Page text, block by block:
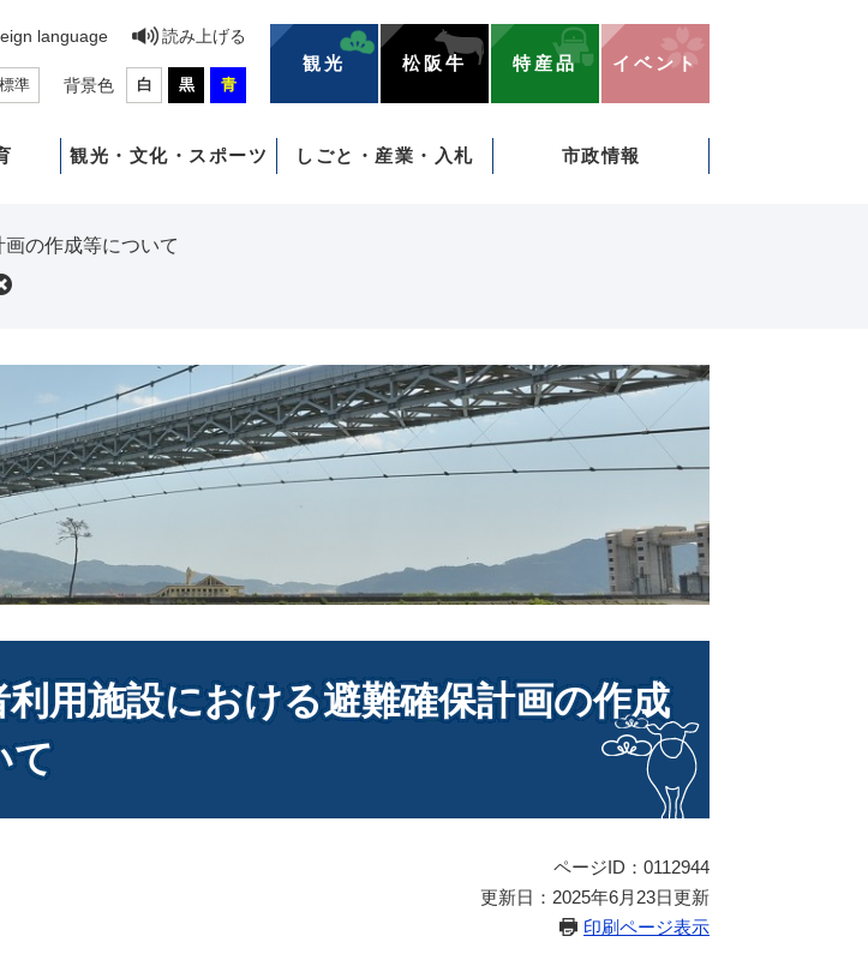
language 読み上げる
標準 背景色 白 黒 青
観光 松阪牛 特産品 イベント
観光・文化・スポーツ しごと・産業・入札 市政情報
の作成等について
利用施設における避難確保計画の作成
て
ページID：0112944
更新日：2025年6月23日更新
印刷ページ表示